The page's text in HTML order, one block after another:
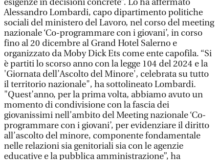
esigenze in decisioni concrete”. Lo ha affermato
Alessandro Lombardi, capo dipartimento politiche
sociali del ministero del Lavoro, nel corso del meeting
nazionale ‘Co-programmare con i giovani’, in corso
fino al 20 dicembre al Grand Hotel Salerno e
organizzato da Moby Dick Ets come ente capofila. “Si
è partiti lo scorso anno con la legge 104 del 2024 e la
'Giornata dell’Ascolto del Minore', celebrata su tutto
il territorio nazionale", ha sottolineato Lombardi.
"Quest’anno, per la prima volta, abbiamo avuto un
momento di condivisione con la fascia dei
giovanissimi nell’ambito del Meeting nazionale ‘Co-
programmare con i giovani’, per evidenziare il diritto
all’ascolto del minore, componente fondamentale
nelle relazioni sia genitoriali sia con le agenzie
educative e la pubblica amministrazione”, ha